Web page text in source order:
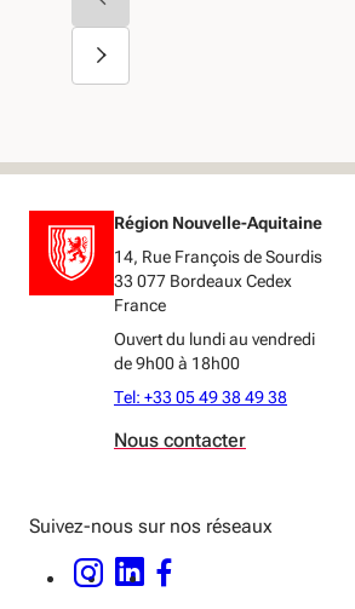
Région Nouvelle-Aquitaine
14, Rue François de Sourdis
33 077 Bordeaux Cedex
France
Ouvert du lundi au vendredi
de 9h00 à 18h00
Tel: +33 05 49 38 49 38
Nous contacter
Suivez-nous sur nos réseaux
INSTAGRAM - OUVERTURE DANS UNE NOUVELLE
LINKEDIN - OUVERTURE DANS UNE
FACEBOOK - OUVERTURE DANS